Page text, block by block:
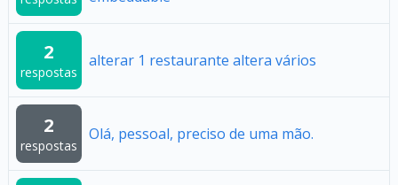
2
respostas
alterar 1 restaurante altera vários
2
respostas
Olá, pessoal, preciso de uma mão.